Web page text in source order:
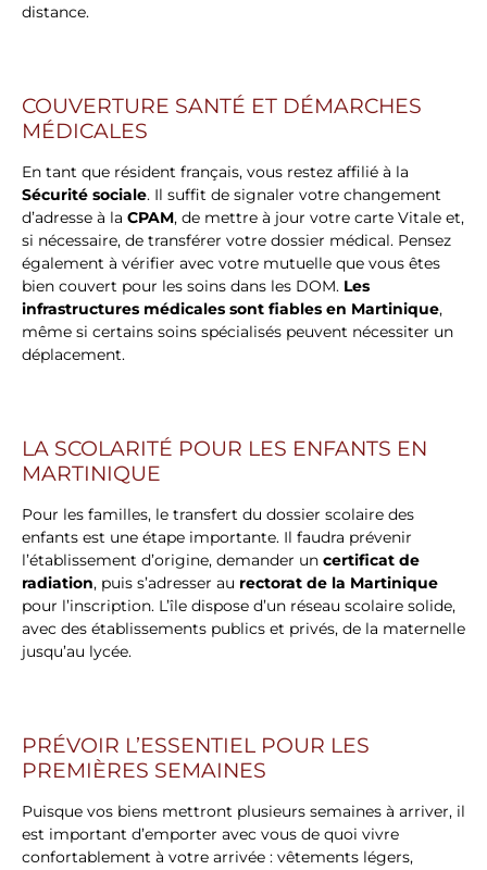
distance.
COUVERTURE SANTÉ ET DÉMARCHES
MÉDICALES
En tant que résident français, vous restez affilié à la
Sécurité sociale. Il suffit de signaler votre changement
d’adresse à la CPAM, de mettre à jour votre carte Vitale et,
si nécessaire, de transférer votre dossier médical. Pensez
également à vérifier avec votre mutuelle que vous êtes
bien couvert pour les soins dans les DOM. Les
infrastructures médicales sont fiables en Martinique,
même si certains soins spécialisés peuvent nécessiter un
déplacement.
LA SCOLARITÉ POUR LES ENFANTS EN
MARTINIQUE
Pour les familles, le transfert du dossier scolaire des
enfants est une étape importante. Il faudra prévenir
l’établissement d’origine, demander un certificat de
radiation, puis s’adresser au rectorat de la Martinique
pour l’inscription. L’île dispose d’un réseau scolaire solide,
avec des établissements publics et privés, de la maternelle
jusqu’au lycée.
PRÉVOIR L’ESSENTIEL POUR LES
PREMIÈRES SEMAINES
Puisque vos biens mettront plusieurs semaines à arriver, il
est important d’emporter avec vous de quoi vivre
confortablement à votre arrivée : vêtements légers,